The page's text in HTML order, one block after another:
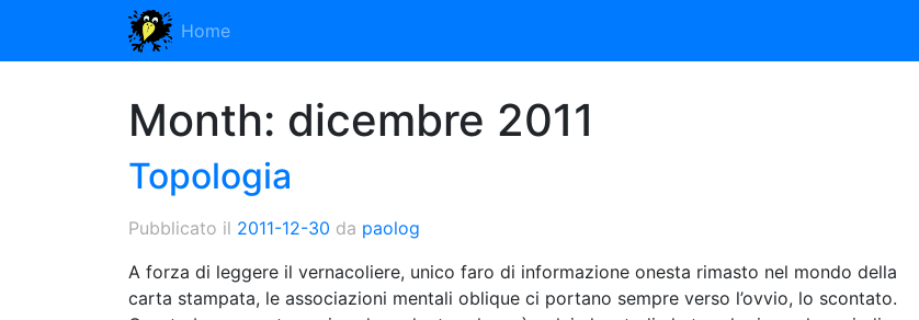
Home
Month: dicembre 2011
Topologia
Pubblicato il 2011-12-30 da paolog
A forza di leggere il vernacoliere, unico faro di informazione onesta rimasto nel mondo della
carta stampata, le associazioni mentali oblique ci portano sempre verso l’ovvio, lo scontato.